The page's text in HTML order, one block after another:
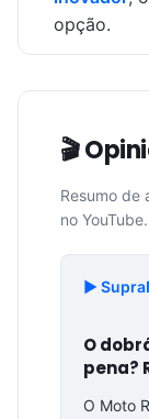
opção.
🎬
Resumo de
no YouTube.
▶️
O
pena?
O Moto